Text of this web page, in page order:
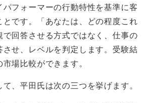
フォーマーの行動特性を基準に客
とです。「あなたは、どの程度これ
で回答させる方式ではなく、仕事の
させ、レベルを判定します。受験結
場比較ができます。
、平田氏は次の三つを挙げます。